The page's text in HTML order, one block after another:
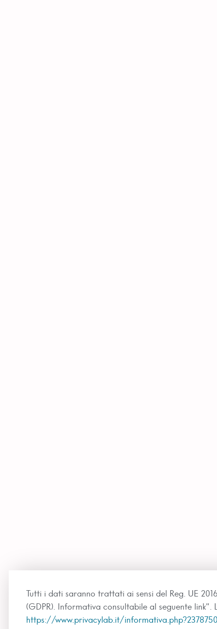
Tutti i dati saranno trattati ai sensi del Reg. UE
(GDPR). Informativa consultabile al seguente link”.
https://www.privacylab.it/